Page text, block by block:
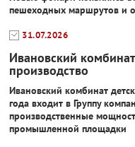
пешеходных маршрутов и
31.07.2026
Ивановский
производство
Ивановский комбинат
года входит в Группу
производственные
промышленной площадки